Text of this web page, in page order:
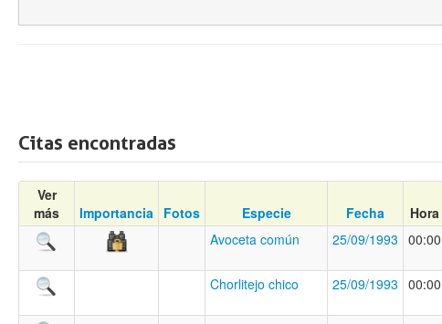
Citas encontradas
Ver
más
Importancia Fotos Especie Fecha Hora
Avoceta común
25/09/1993 00:00
Chorlitejo chico 25/09/1993 00:00